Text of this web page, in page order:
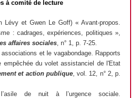
à comité de lecture
Lévy et Gwen Le Goff) « Avant-propos.
: cadrages, expériences, politiques »,
affaires sociales, n° 1, p. 7-25.
et le vagabondage. Rapports
empêchée du volet assistanciel de l'Etat
et action publique, vol. 12, n° 2, p.
de nuit à l’urgence sociale.